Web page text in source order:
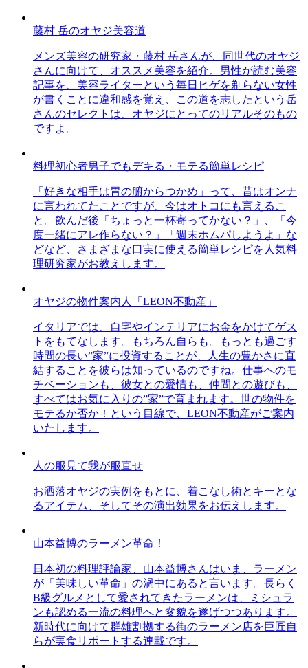
藤村 岳のオヤジ美容道
メンズ美容の研究家・藤村 岳さんが、同世代のオヤジ
さんに向けて、オススメ美容を紹介。男性が読む美容
記事を、美容ライターという毎日ヒゲを剃らない女性
が書くことに違和感を覚え、この道を志したという岳
さんのセレクトは、オヤジにとってのリアルそのもの
ですよ。
料理初心者男子でもデキる・モテる簡単レシピ
「好きな相手は胃の腑からつかめ」って、昔はオンナ
に言われてたことですが、今はオトコにも言えるこ
と。飲んだ後「ちょっと一杯寄ってかない？」、「今
度一緒にアレ作らない？」「週末ホムパしようよ」な
どなど、さまざまな口実に使える簡単レシピを人気料
理研究家がお教えします。
オヤジの物件案内人「LEON不動産」
イタリアでは、自宅やインテリアにお金をかけてゲス
トをもてなします。もちろん自らも。もっとも過ごす
時間の長い”家”に投資することが、人生の豊かさに直
結することを彼らは知っているのですね。仕事へのモ
チベーションも、彼女との愛情も、仲間との遊びも、
すべてはお気に入りの”家”で育まれます。世の物件を
モテるか否か！という目線で、LEON不動産がご案内
いたします。
人の服見て我が服直せ
お洒落オヤジの実例をもとに、着こなし術とキーとな
るアイテム、そしてその演出効果をお伝えします。
山本益博のラーメン革命！
日本初の料理評論家、山本益博さんはいま、ラーメン
が「美味しい革命」の渦中にあると言います。長らく
B級グルメとして愛されてきたラーメンは、ミシュラ
ンも認める一流の料理へと変貌を遂げつつあります。
新時代に向けて群雄割拠する街のラーメン店を巨匠自
らが実食リポートする連載です。